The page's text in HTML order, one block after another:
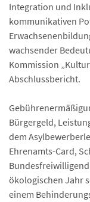
Integration und
kommunikativen
wachsender
Kommission
Abschlussbericht.
Bürgergeld,
dem
Ehrenamts-Card,
ökologischen Jahr
einem